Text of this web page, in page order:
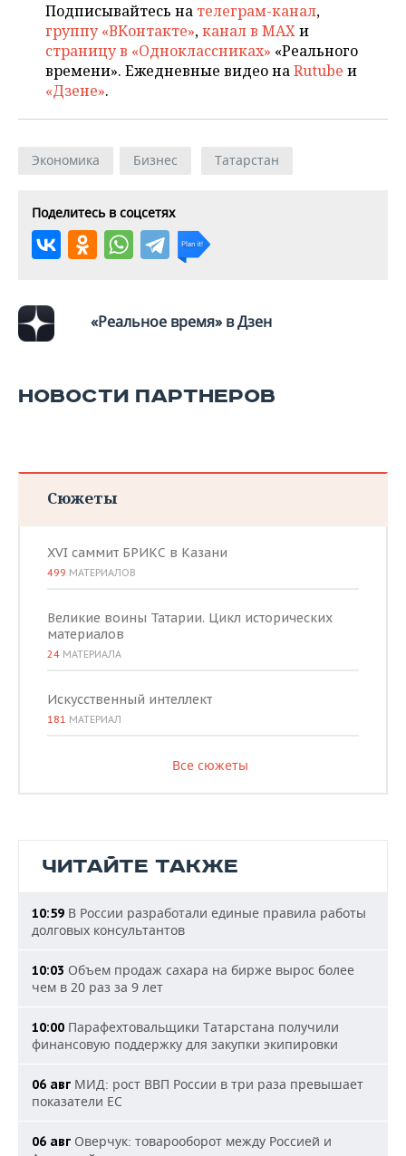
Подписывайтесь на телеграм-канал,
группу «ВКонтакте»,канал в MAXи
страницу в «Одноклассниках» «Реального
времени». Ежедневные видео наRutube и
«Дзене».
Экономика Бизнес Татарстан
Поделитесь в соцсетях
«Реальное время» в Дзен
НОВОСТИ ПАРТНЕРОВ
Сюжеты
XVI саммит БРИКС в Казани
499 МАТЕРИАЛОВ
Великие воины Татарии. Цикл исторических
материалов
24 МАТЕРИАЛА
Искусственный интеллект
181 МАТЕРИАЛ
Все сюжеты
ЧИТАЙТЕ ТАКЖЕ
10:59 В России разработали единые правила работы
долговых консультантов
10:03 Объем продаж сахара на бирже вырос более
чем в 20 раз за 9 лет
10:00 Парафехтовальщики Татарстана получили
финансовую поддержку для закупки экипировки
06 авг МИД: рост ВВП России в три раза превышает
показатели ЕС
06 авг Оверчук: товарооборот между Россией и